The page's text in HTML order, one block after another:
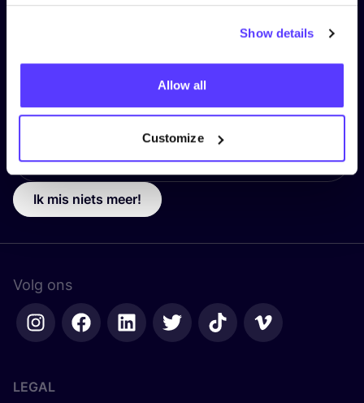
Show details
Allow all
Customize
Ik mis niets meer!
Volg ons
LEGAL